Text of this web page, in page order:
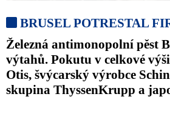
BRUSEL POTRESTAL
Železná antimonopolní pěst
výtahů. Pokutu v celkové
Otis, švýcarský výrobce
skupina ThyssenKrupp a